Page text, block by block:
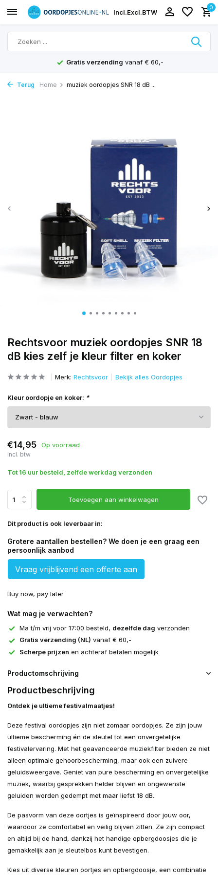
Incl.Excl.BTW
0
Gratis verzending vanaf € 60,-
Terug Home muziek oordopjes SNR 18 dB ...
Rechtsvoor muziek oordopjes SNR 18
dB kies zelf je kleur filter en koker
Merk: Rechtsvoor Bekijk alles Oordopjes
Kleur oordopje en koker: *
€14,95 Op voorraad
Incl. btw
Tot 16 uur besteld, zelfde werkdag verzonden
Toevoegen aan winkelwagen
Dit product is ook leverbaar in:
Grotere aantallen bestellen? We doen je een graag een
persoonlijk aanbod
Vraag vrijblijvend een offerte aan
Buy now, pay later
Wat mag je verwachten?
Ma t/m vrij voor 17:00 besteld, dezelfde dag verzonden
Gratis verzending (NL) vanaf € 60,-
Scherpe prijzen en achteraf betalen mogelijk
Productomschrijving
Productbeschrijving
Ontdek je ultieme festivalmaatjes!
Deze festival oordopjes zijn niet zomaar oordopjes. Ze zijn jouw
ultieme bescherming én de sleutel tot een onvergetelijke
festivalervaring. Met het geavanceerde muziekfilter bieden ze niet
alleen optimale gehoorbescherming, maar ook een zuivere
geluidsweergave. Geniet van pure bescherming en onvergetelijke
muziek, waarbij gesprekken helder blijven en ongewenste
geluiden worden gedempt met maar liefst 18 dB.
De pasvorm van deze oortjes is geïnspireerd door jouw oor,
waardoor ze comfortabel en veilig blijven zitten. Ze zijn compact
en altijd bij de hand, dankzij het handige opbergdoosjes die je
gemakkelijk aan je sleutelbos kunt bevestigen.
Kies uit diverse kleuren oortjes en opbergdoosje, een combinatie